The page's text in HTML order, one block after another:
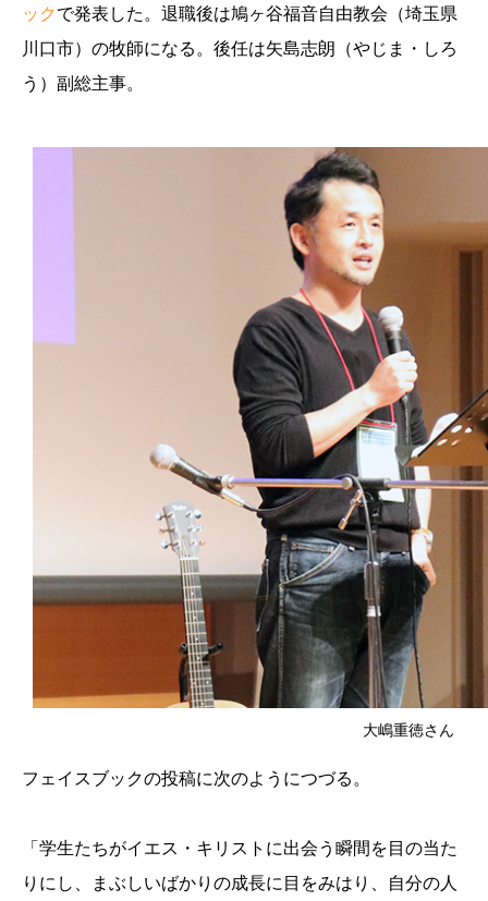
ック で発表した。退職後は鳩ヶ谷福音自由教会（埼玉県
川口市）の牧師になる。後任は矢島志朗（やじま・しろ
う）副総主事。
大嶋重徳さん
フェイスブックの投稿に次のようにつづる。
「学生たちがイエス・キリストに出会う瞬間を目の当た
りにし、まぶしいばかりの成長に目をみはり、自分の人